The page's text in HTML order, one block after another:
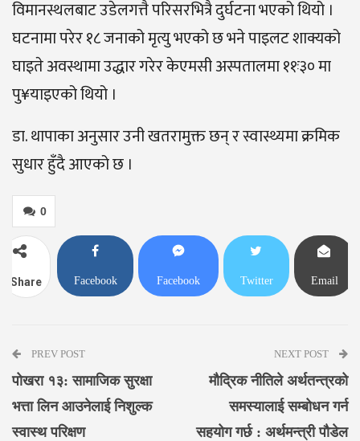
विमानस्थलबाट उडेलगत्तै परिसरभित्रै दुर्घटना भएको थियो ।
घटनामा परेर १८ जनाको मृत्यु भएको छ भने पाइलट शाक्यको
घाइते अवस्थामा उद्धार गरेर केएमसी अस्पतालमा ११ः३० मा
पु¥याइएको थियो ।
डा. थापाका अनुसार उनी खतरामुक्त छन् र स्वास्थ्यमा क्रमिक
सुधार हुँदै आएको छ ।
0
Share Facebook Facebook Twitter Email
PREV POST
पोखरा १३: सामाजिक सुरक्षा
भत्ता लिन आउनेलाई निशुल्क
स्वास्थ परिक्षण
NEXT POST
मौद्रिक नीतिले अर्थतन्त्रको
समस्यालाई सम्बोधन गर्न
सहयोग गर्छ : अर्थमन्त्री पौडेल